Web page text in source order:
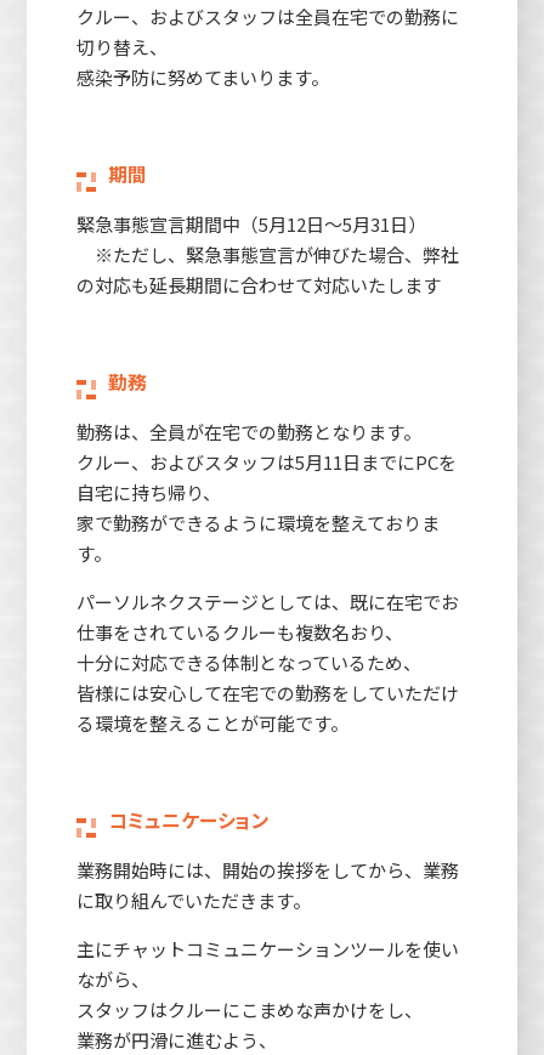
クルー、およびスタッフは全員在宅での勤務に
切り替え、
感染予防に努めてまいります。
期間
緊急事態宣言期間中（5月12日〜5月31日）
※ただし、緊急事態宣言が伸びた場合、弊社
の対応も延長期間に合わせて対応いたします
勤務
勤務は、全員が在宅での勤務となります。
クルー、およびスタッフは5月11日までにPCを
自宅に持ち帰り、
家で勤務ができるように環境を整えておりま
す。
パーソルネクステージとしては、既に在宅でお
仕事をされているクルーも複数名おり、
十分に対応できる体制となっているため、
皆様には安心して在宅での勤務をしていただけ
る環境を整えることが可能です。
コミュニケーション
業務開始時には、開始の挨拶をしてから、業務
に取り組んでいただきます。
主にチャットコミュニケーションツールを使い
ながら、
スタッフはクルーにこまめな声かけをし、
業務が円滑に進むよう、